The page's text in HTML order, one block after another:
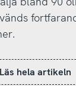
Läs hela artikeln